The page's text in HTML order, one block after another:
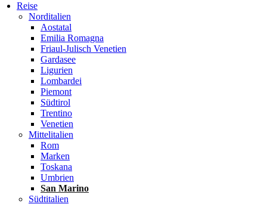
Reise
Norditalien
Aostatal
Emilia Romagna
Friaul-Julisch Venetien
Gardasee
Ligurien
Lombardei
Piemont
Südtirol
Trentino
Venetien
Mittelitalien
Rom
Marken
Toskana
Umbrien
San Marino
Südtitalien